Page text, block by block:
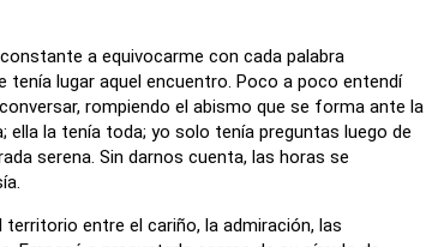
a equivocarme con cada palabra
tenía lugar aquel encuentro. Poco a poco entendí
rompiendo el abismo que se forma ante la
la tenía toda; yo solo tenía preguntas luego de
serena. Sin darnos cuenta, las horas se
entre el cariño, la admiración, las